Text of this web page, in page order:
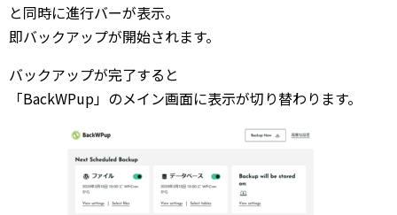
と同時に進行バーが表示。
即バックアップが開始されます。
バックアップが完了すると
「BackWPup」のメイン画面に表示が切り替わります。